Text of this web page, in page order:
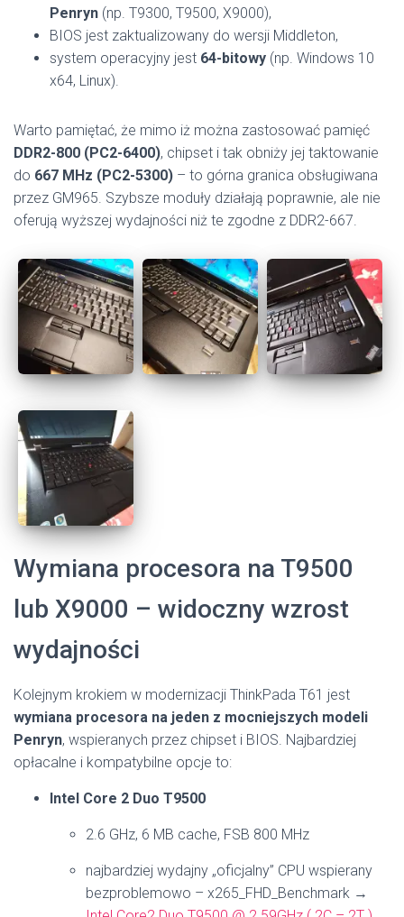
Penryn (np. T9300, T9500, X9000),
BIOS jest zaktualizowany do wersji Middleton,
system operacyjny jest 64-bitowy (np. Windows 10
x64, Linux).
Warto pamiętać, że mimo iż można zastosować pamięć
DDR2-800 (PC2-6400), chipset i tak obniży jej taktowanie
do 667 MHz (PC2-5300) – to górna granica obsługiwana
przez GM965. Szybsze moduły działają poprawnie, ale nie
oferują wyższej wydajności niż te zgodne z DDR2-667.
Wymiana procesora na T9500
lub X9000 – widoczny wzrost
wydajności
Kolejnym krokiem w modernizacji ThinkPada T61 jest
wymiana procesora na jeden z mocniejszych modeli
Penryn, wspieranych przez chipset i BIOS. Najbardziej
opłacalne i kompatybilne opcje to:
Intel Core 2 Duo T9500
2.6 GHz, 6 MB cache, FSB 800 MHz
najbardziej wydajny „oficjalny” CPU wspierany
bezproblemowo – x265_FHD_Benchmark →